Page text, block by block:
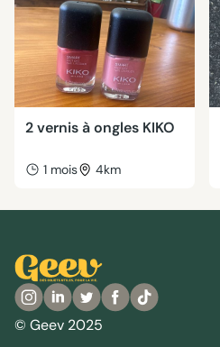
2 vernis à ongles KIKO
1 mois 4km
© Geev 2025